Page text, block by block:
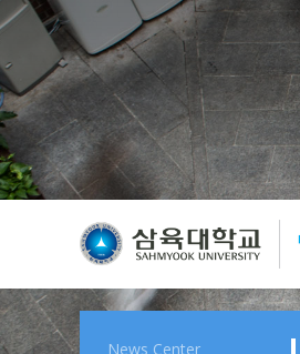
News Center